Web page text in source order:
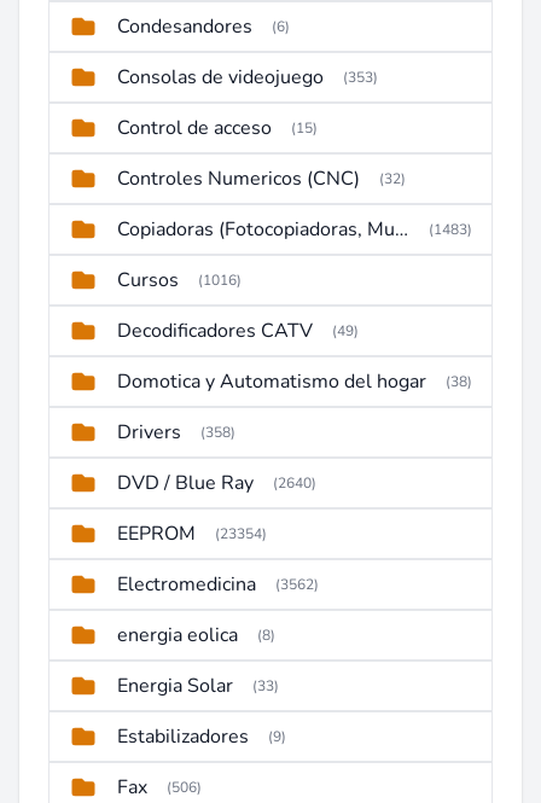
Condesandores (6)
Consolas de videojuego (353)
Control de acceso (15)
Controles Numericos (CNC) (32)
Copiadoras (Fotocopiadoras, Multifunctions, Ploter, etc) (1483)
Cursos (1016)
Decodificadores CATV (49)
Domotica y Automatismo del hogar (38)
Drivers (358)
DVD / Blue Ray (2640)
EEPROM (23354)
Electromedicina (3562)
energia eolica (8)
Energia Solar (33)
Estabilizadores (9)
Fax (506)